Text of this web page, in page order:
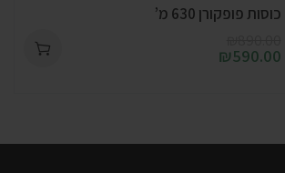
כוסות פופקורן 630 מ’
₪590.00